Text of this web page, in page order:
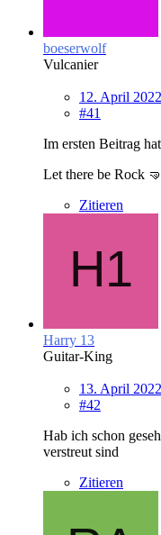
boeserwolf
Vulcanier
12. April
#41
Im ersten Beitrag
Let there be Rock
Zitieren
Harry 13
Guitar-King
13. April
#42
Hab ich schon
verstreut sind
Zitieren